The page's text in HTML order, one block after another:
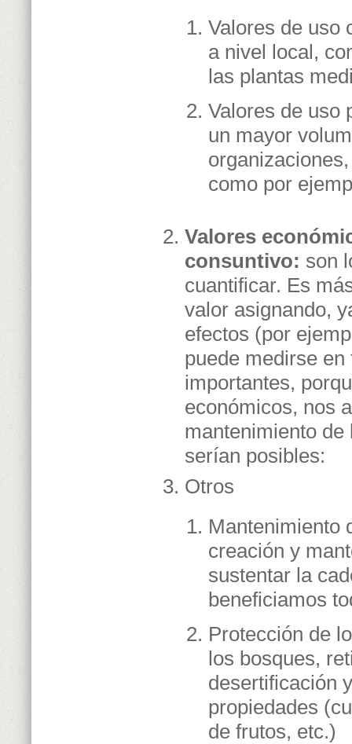
Valores de uso
a nivel local,
las plantas
Valores de uso
un mayor
como por
Valores
consuntivo: son
cuantificar. Es
valor asignando,
efectos (por
puede medirse
importantes,
económicos, nos
mantenimiento
serían posibles:
Otros
Mantenimiento
creación y
sustentar la
beneficiamos
Protección de
los bosques,
desertificación
propiedades
de frutos, etc.)